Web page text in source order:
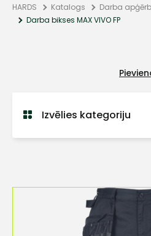
HARDS Katalogs Darba
Darba bikses MAX VIVO FP
Izvēlies kategoriju